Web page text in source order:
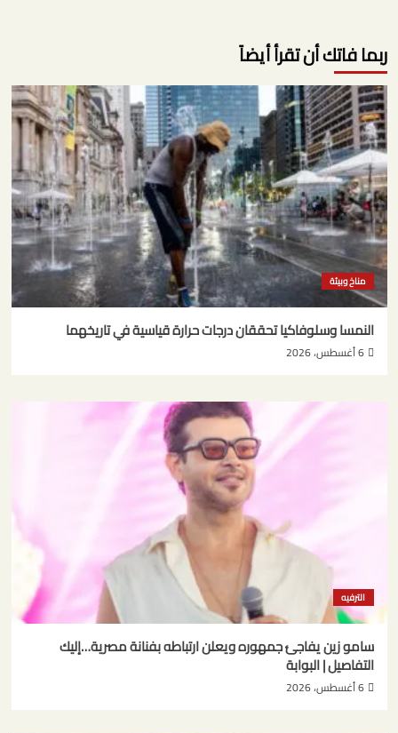
ربما فاتك أن تقرأ أيضاً
مناخ وبيئة
النمسا وسلوفاكيا تحققان درجات حرارة قياسية في تاريخهما
6 أغسطس، 2026
الترفيه
سامو زين يفاجئ جمهوره ويعلن ارتباطه بفنانة مصرية…إليك
التفاصيل | البوابة
6 أغسطس، 2026